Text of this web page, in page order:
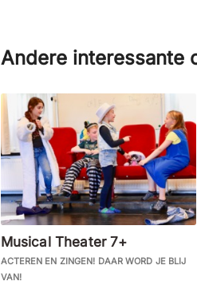
Andere interessante
Musical Theater 7+
ACTEREN EN ZINGEN! DAAR WORD JE BLIJ
VAN!